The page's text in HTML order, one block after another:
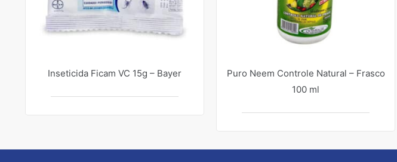
Inseticida Ficam VC 15g – Bayer
Puro Neem Controle Natural – Frasco
100 ml